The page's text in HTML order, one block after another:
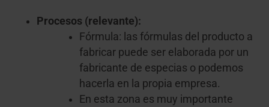
Procesos (relevante):
Fórmula: las fórmulas del producto a
fabricar puede ser elaborada por un
fabricante de especias o podemos
hacerla en la propia empresa.
En esta zona es muy importante